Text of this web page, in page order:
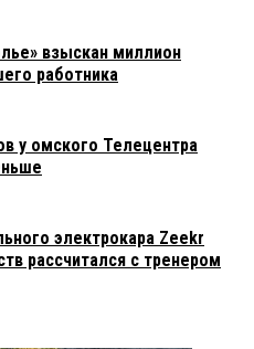
взыскан миллион
работника
у омского Телецентра
электрокара Zeekr
рассчитался с тренером